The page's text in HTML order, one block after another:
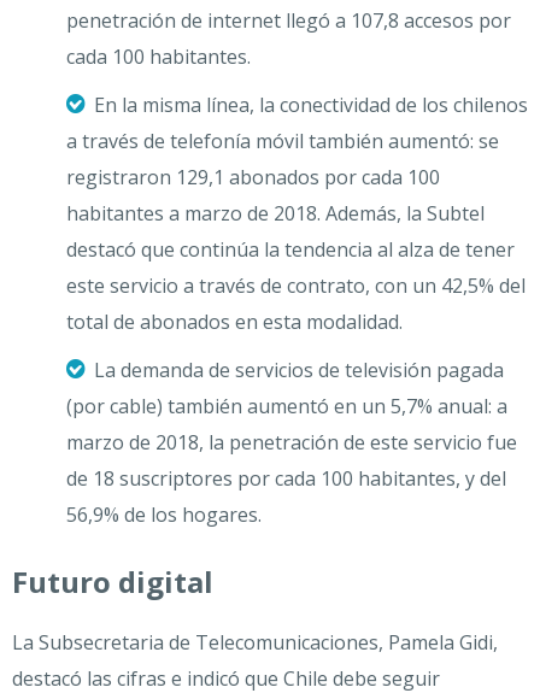
penetración de internet llegó a 107,8 accesos por
cada 100 habitantes.
En la misma línea, la conectividad de los chilenos
a través de telefonía móvil también aumentó: se
registraron 129,1 abonados por cada 100
habitantes a marzo de 2018. Además, la Subtel
destacó que continúa la tendencia al alza de tener
este servicio a través de contrato, con un 42,5% del
total de abonados en esta modalidad.
La demanda de servicios de televisión pagada
(por cable) también aumentó en un 5,7% anual: a
marzo de 2018, la penetración de este servicio fue
de 18 suscriptores por cada 100 habitantes, y del
56,9% de los hogares.
Futuro digital
La Subsecretaria de Telecomunicaciones, Pamela Gidi,
destacó las cifras e indicó que Chile debe seguir